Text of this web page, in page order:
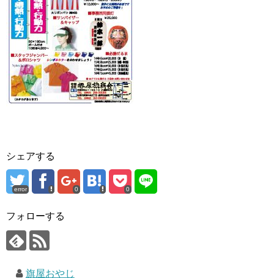
シェアする
error 0 0
フォローする
旗屋おやじ